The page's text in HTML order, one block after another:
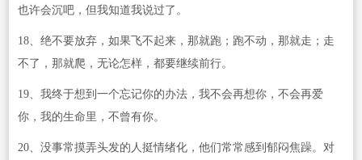
也许会沉吧，但我知道我说过了。
18、绝不要放弃，如果飞不起来，那就跑；跑不动，那就走；走
不了，那就爬，无论怎样，都要继续前行。
19、我终于想到一个忘记你的办法，我不会再想你，不会再爱
你，我的生命里，不曾有你。
20、没事常摸弄头发的人挺情绪化，他们常常感到郁闷焦躁。对